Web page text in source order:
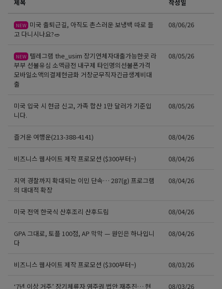
제목 작성일
NEW 미국 출퇴근길, 아직도 촌스러운 보냉백 따로 들
고 다니시나요?🥗
08/06/26
NEW 텔레그램 the_usim 장기연체자대출가능한곳 라
부부 선불유심 소액급전 내구제 타인명의선불폰가격
모바일소액의결제현금화 거창군무직자긴급생계비대
출
08/05/26
미국 입국 시 현금 신고, 가족 합산 1만 달러가 기준입
니다.
08/05/26
즐거운 여행운(213-388-4141) 08/04/26
비즈니스 웹사이트 제작 프로모션 ($300부터~) 08/04/26
지역 경찰까지 확대되는 이민 단속… 287(g) 프로그램
의 대대적 확장
08/04/26
미국 전역 한국식 산후조리 산후드림 08/04/26
GPA 그대로, 토플 100점, AP 막막 — 원인은 하나입니
다
08/04/26
비즈니스 웹사이트 제작 프로모션 ($300부터~) 08/03/26
‘7년 이상 거주’ 장기체류자 영주권 법안 재추진… 현 08/03/26